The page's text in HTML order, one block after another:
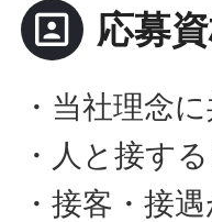
portrait 応募
・当社理念
・人と接す
・接客・接